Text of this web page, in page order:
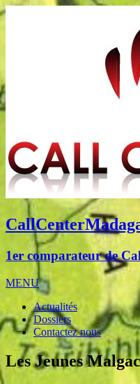
1er comparateur de
MENU
Actualités
Dossiers
Contactez nous
Les Jeunes